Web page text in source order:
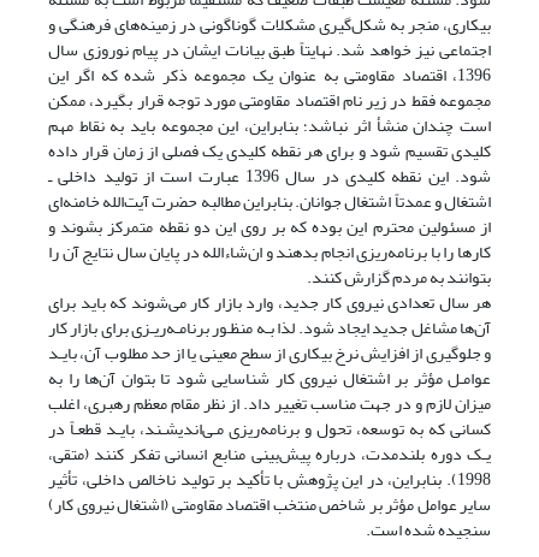
بیکاری، منجر به شکل‌گیری مشکلات گوناگونی در زمینه‌های فرهنگی و
اجتماعی نیز خواهد شد. نهایتاً طبق بیانات ایشان در پیام نوروزی سال
1396، اقتصاد مقاومتی به عنوان یک مجموعه ذکر شده که اگر این
مجموعه فقط در زیر نام اقتصاد مقاومتی مورد توجه قرار بگیرد، ممکن
است چندان منشأ اثر نباشد؛ بنابراین، این مجموعه باید به نقاط مهم
کلیدی تقسیم شود و برای هر نقطه کلیدی یک فصلی از زمان قرار داده
شود. این نقطه کلیدی در سال 1396 عبارت است از تولید داخلی ـ
اشتغال و عمدتاً اشتغال جوانان. بنابراین مطالبه حضرت آیت‌الله خامنه‌ای
از مسئولین محترم این بوده که بر روی این دو نقطه متمرکز بشوند و
کارها را با برنامه‌ریزی انجام بدهند و ان‌شاءالله در پایان سال نتایج آن را
بتوانند به مردم گزارش کنند.
هر سال تعدادی نیروی کار جدید، وارد بازار کار می‌شوند که باید برای
آن‌ها مشاغل جدید ایجاد شود. لذا بـه منظـور برنامـه‌ریـزی برای بازار کار
و جلوگیری از افزایش نرخ بیکاری از سطح معینی یا از حد مطلوب آن، بایـد
عوامـل مؤثر بر اشتغال نیروی کار شناسایی شود تا بتوان آن‌ها را به
میزان لازم و در جهت مناسب تغییر داد. از نظر مقام معظم رهبری، اغلب
کسانی که به توسعه، تحول و برنامه‌ریزی مـی‌اندیشـند، بایـد قطعـاً در
یـک دوره بلندمدت، درباره پیش‌بینی منابع انسانی تفکر کنند (متقی،
1998). بنابراین، در این پژوهش با تأکید بر تولید ناخالص داخلی، تأثیر
سایر عوامل مؤثر بر شاخص منتخب اقتصاد مقاومتی (اشتغال نیروی کار)
سنجیده شده است.